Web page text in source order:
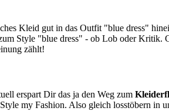
Kleid gut in das Outfit "blue dress"
Style "blue dress" - ob Lob oder Kritik.
zählt!
erspart Dir das ja den Weg zum
my Fashion. Also gleich losstöbern in